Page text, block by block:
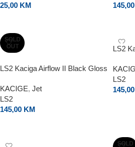
25,00 KM
145,00
SOLD
OUT
LS2 Kaciga Airflow II Black Gloss
KACIGE, Jet
LS2
145,00 KM
LS2
LS2
145,00
SOLD